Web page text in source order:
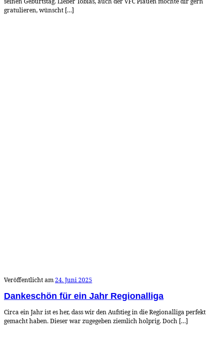
gratulieren, wünscht […]
Veröffentlicht am24. Juni 2025
Dankeschön für ein Jahr Regionalliga
Circa ein Jahr ist es her, dass wir den Aufstieg in die Regionalliga perfekt
gemacht haben. Dieser war zugegeben ziemlich holprig. Doch […]